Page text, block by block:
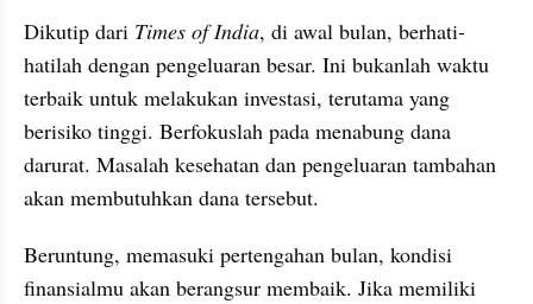
Dikutip dari Times of India, di awal bulan, berhati-
hatilah dengan pengeluaran besar. Ini bukanlah waktu
terbaik untuk melakukan investasi, terutama yang
berisiko tinggi. Berfokuslah pada menabung dana
darurat. Masalah kesehatan dan pengeluaran tambahan
akan membutuhkan dana tersebut.
Beruntung, memasuki pertengahan bulan, kondisi
finansialmu akan berangsur membaik. Jika memiliki